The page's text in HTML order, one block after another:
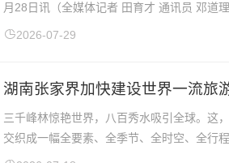
月28日讯（全媒体记者 田育才 通讯员 邓道
2026-07-29
湖南张家界加快建设世界一流旅
三千峰林惊艳世界，八百秀水吸引全球。这
交织成一幅全要素、全季节、全时空、全行